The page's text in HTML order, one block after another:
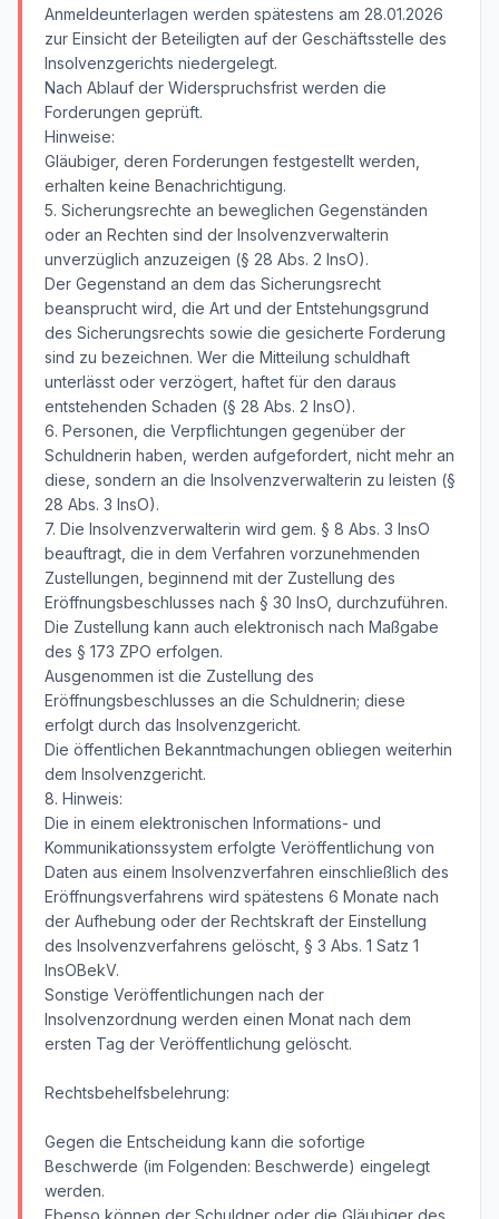
Anmeldeunterlagen werden spätestens am 28.01.2026
zur Einsicht der Beteiligten auf der Geschäftsstelle des
Insolvenzgerichts niedergelegt.
Nach Ablauf der Widerspruchsfrist werden die
Forderungen geprüft.
Hinweise:
Gläubiger, deren Forderungen festgestellt werden,
erhalten keine Benachrichtigung.
5. Sicherungsrechte an beweglichen Gegenständen
oder an Rechten sind der Insolvenzverwalterin
unverzüglich anzuzeigen (§ 28 Abs. 2 InsO).
Der Gegenstand an dem das Sicherungsrecht
beansprucht wird, die Art und der Entstehungsgrund
des Sicherungsrechts sowie die gesicherte Forderung
sind zu bezeichnen. Wer die Mitteilung schuldhaft
unterlässt oder verzögert, haftet für den daraus
entstehenden Schaden (§ 28 Abs. 2 InsO).
6. Personen, die Verpflichtungen gegenüber der
Schuldnerin haben, werden aufgefordert, nicht mehr an
diese, sondern an die Insolvenzverwalterin zu leisten (§
28 Abs. 3 InsO).
7. Die Insolvenzverwalterin wird gem. § 8 Abs. 3 InsO
beauftragt, die in dem Verfahren vorzunehmenden
Zustellungen, beginnend mit der Zustellung des
Eröffnungsbeschlusses nach § 30 InsO, durchzuführen.
Die Zustellung kann auch elektronisch nach Maßgabe
des § 173 ZPO erfolgen.
Ausgenommen ist die Zustellung des
Eröffnungsbeschlusses an die Schuldnerin; diese
erfolgt durch das Insolvenzgericht.
Die öffentlichen Bekanntmachungen obliegen weiterhin
dem Insolvenzgericht.
8. Hinweis:
Die in einem elektronischen Informations- und
Kommunikationssystem erfolgte Veröffentlichung von
Daten aus einem Insolvenzverfahren einschließlich des
Eröffnungsverfahrens wird spätestens 6 Monate nach
der Aufhebung oder der Rechtskraft der Einstellung
des Insolvenzverfahrens gelöscht, § 3 Abs. 1 Satz 1
InsOBekV.
Sonstige Veröffentlichungen nach der
Insolvenzordnung werden einen Monat nach dem
ersten Tag der Veröffentlichung gelöscht.
Rechtsbehelfsbelehrung:
Gegen die Entscheidung kann die sofortige
Beschwerde (im Folgenden: Beschwerde) eingelegt
werden.
Ebenso können der Schuldner oder die Gläubiger des